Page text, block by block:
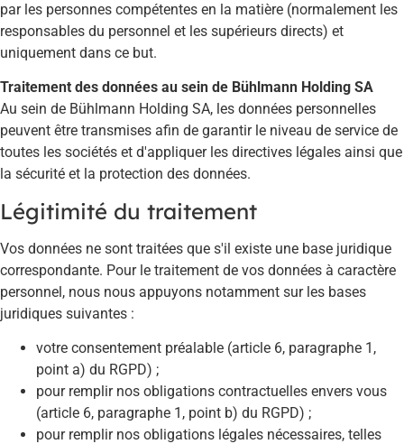
par les personnes compétentes en la matière (normalement les
responsables du personnel et les supérieurs directs) et
uniquement dans ce but.
Traitement des données au sein de Bühlmann Holding SA
Au sein de Bühlmann Holding SA, les données personnelles
peuvent être transmises afin de garantir le niveau de service de
toutes les sociétés et d'appliquer les directives légales ainsi que
la sécurité et la protection des données.
Légitimité du traitement
Vos données ne sont traitées que s'il existe une base juridique
correspondante. Pour le traitement de vos données à caractère
personnel, nous nous appuyons notamment sur les bases
juridiques suivantes :
votre consentement préalable (article 6, paragraphe 1,
point a) du RGPD) ;
pour remplir nos obligations contractuelles envers vous
(article 6, paragraphe 1, point b) du RGPD) ;
pour remplir nos obligations légales nécessaires, telles